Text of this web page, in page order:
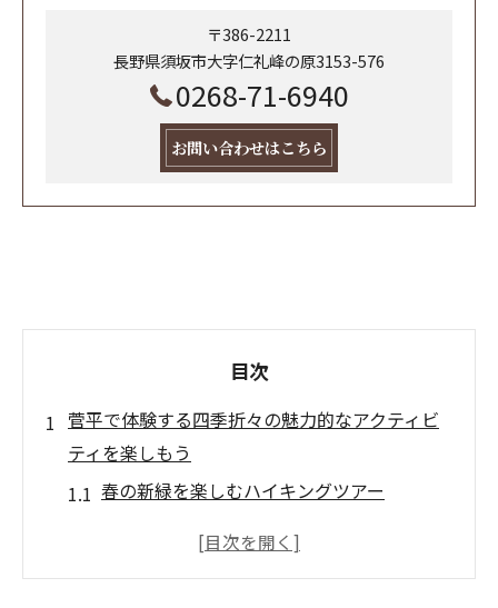
〒386-2211
長野県須坂市大字仁礼峰の原3153-576
0268-71-6940
お問い合わせはこちら
目次
菅平で体験する四季折々の魅力的なアクティビ
ティを楽しもう
春の新緑を楽しむハイキングツアー
夏の菅平で避暑地体験を満喫